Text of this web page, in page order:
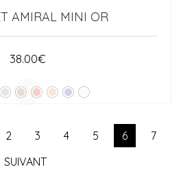
AMIRAL MINI OR
38.00€
2 3 4 5 6
7
SUIVANT